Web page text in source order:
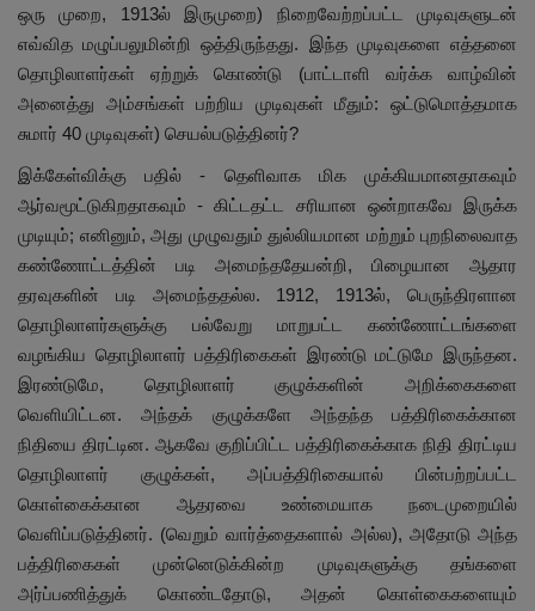
ஒரு முறை, 1913ல் இருமுறை) நிறைவேற்றப்பட்ட முடிவுகளுடன்
எவ்வித மழுப்பலுமின்றி ஒத்திருந்தது. இந்த முடிவுகளை எத்தனை
தொழிலாளர்கள் ஏற்றுக் கொண்டு (பாட்டாளி வர்க்க வாழ்வின்
அனைத்து அம்சங்கள் பற்றிய முடிவுகள் மீதும்: ஒட்டுமொத்தமாக
சுமார் 40 முடிவுகள்) செயல்படுத்தினர்?
இக்கேள்விக்கு பதில் - தெளிவாக மிக முக்கியமானதாகவும்
ஆர்வமூட்டுகிறதாகவும் - கிட்டதட்ட சரியான ஒன்றாகவே இருக்க
முடியும்; எனினும், அது முழுவதும் துல்லியமான மற்றும் புறநிலைவாத
கண்ணோட்டத்தின் படி அமைந்ததேயன்றி, பிழையான ஆதார
தரவுகளின் படி அமைந்ததல்ல. 1912, 1913ல், பெருந்திரளான
தொழிலாளர்களுக்கு பல்வேறு மாறுபட்ட கண்ணோட்டங்களை
வழங்கிய தொழிலாளர் பத்திரிகைகள் இரண்டு மட்டுமே இருந்தன.
இரண்டுமே, தொழிலாளர் குழுக்களின் அறிக்கைகளை
வெளியிட்டன. அந்தக் குழுக்களே அந்தந்த பத்திரிகைக்கான
நிதியை திரட்டின. ஆகவே குறிப்பிட்ட பத்திரிகைக்காக நிதி திரட்டிய
தொழிலாளர் குழுக்கள், அப்பத்திரிகையால் பின்பற்றப்பட்ட
கொள்கைக்கான ஆதரவை உண்மையாக நடைமுறையில்
வெளிப்படுத்தினர். (வெறும் வார்த்தைகளால் அல்ல), அதோடு அந்த
பத்திரிகைகள் முன்னெடுக்கின்ற முடிவுகளுக்கு தங்களை
அர்ப்பணித்துக் கொண்டதோடு, அதன் கொள்கைகளையும்